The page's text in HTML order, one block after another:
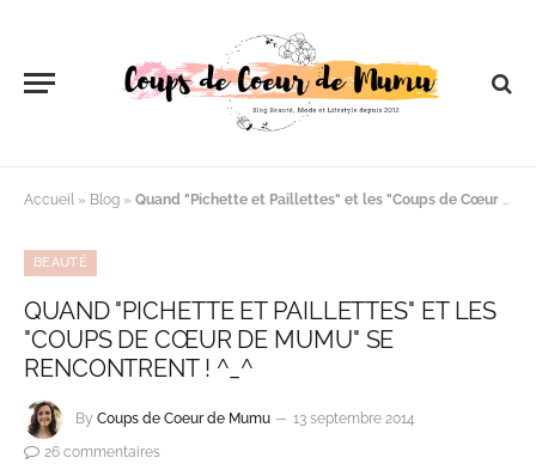
Accueil » Blog » Quand "Pichette et Paillettes" et les "Coups de Cœur de Mumu" se rencontrent ! ^_^
BEAUTÉ
QUAND "PICHETTE ET PAILLETTES" ET LES
"COUPS DE CŒUR DE MUMU" SE
RENCONTRENT ! ^_^
By Coups de Coeur de Mumu
13 septembre 2014
26 commentaires